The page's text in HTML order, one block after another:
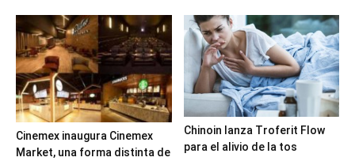
Cinemex inaugura Cinemex
Market, una forma distinta de
Chinoin lanza Troferit Flow
para el alivio de la tos